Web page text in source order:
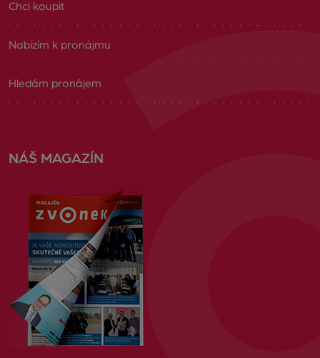
Chci koupit
Nabízím k pronájmu
Hledám pronájem
NÁŠ MAGAZÍN